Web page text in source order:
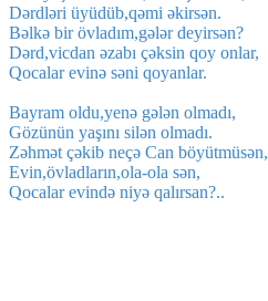
Dərdləri üyüdüb,qəmi əkirsən.
Bəlkə bir övladım,gələr deyirsən?
Dərd,vicdan əzabı çəksin qoy onlar,
Qocalar evinə səni qoyanlar.
Bayram oldu,yenə gələn olmadı,
Gözünün yaşını silən olmadı.
Zəhmət çəkib neçə Can böyütmüsən,
Evin,övladların,ola-ola sən,
Qocalar evində niyə qalırsan?..